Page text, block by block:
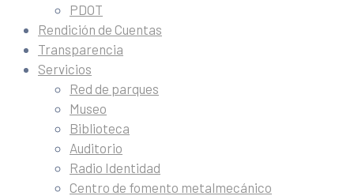
PDOT
Rendición de Cuentas
Transparencia
Servicios
Red de parques
Museo
Biblioteca
Auditorio
Radio Identidad
Centro de fomento metalmecánico